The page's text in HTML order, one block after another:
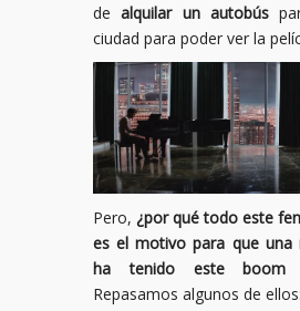
dealquilar un autobús
ciudad para poder ver la
Pero, ¿por qué todo este
es el motivo para que una
ha tenido este boom
Repasamos algunos de ellos: